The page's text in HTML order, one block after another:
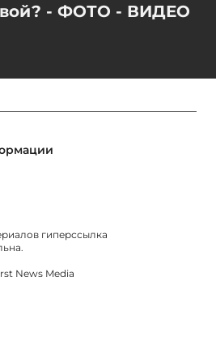
- ФОТО - ВИДЕО
гиперссылка
News Media